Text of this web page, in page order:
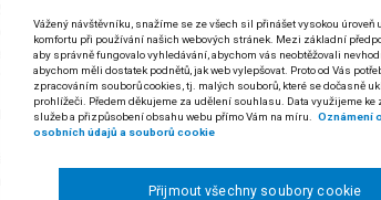
souhlasů vydávaných podle stavebního
v přezkumném řízení podle § 156 odst. 2 ve
z moci úřední. Jakmile však přezkumné řízení
i cestou žaloby na ochranu proti nečinnosti
správního orgánu vydat ve věci
stupně, které bylo prvním úkonem v řízení, a
případě trvá i přes zrušení takového rozhodnutí
Vážený návštěvníku, snažíme se ze všech sil přinášet vysokou úroveň
komfortu při používání našich webových stránek. Mezi základní
aby správně fungovalo vyhledávání, abychom vás neobtěžovali
abychom měli dostatek podnětů, jak web vylepšovat. Proto od Vás
zpracováním souborů cookies, tj. malých souborů, které se dočasně
prohlížeči. Předem děkujeme za udělení souhlasu. Data využijeme ke
služeb a přizpůsobení obsahu webu přímo Vám na míru.
Oznámení
osobních údajů a souborů cookie
Přijmout všechny soubory cookie